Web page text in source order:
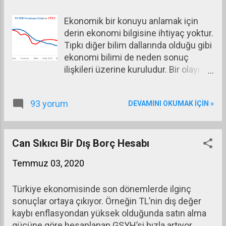
parasının iç değer kaybının (enflasyon) ve dış
değer kaybının yüksek olduğu ekonomilerde
karşılaşılan birçok olay, ortaya çıkardığı farklı
görünümler nedeniyle yanılsamalara yol açar.
İnsanların gayrimenkulleri ikinci elden satışa
Ekonomik bir konuyu anlamak için
derin ekonomi bilgisine ihtiyaç yoktur.
Tıpkı diğer bilim dallarında olduğu gibi
ekonomi bilimi de neden sonuç
ilişkileri üzerine kuruludur. Bir olayı
ulaşmak için şarttır. Bunu yapabilmek
öğrenmeye çalışmak, verileri titizlikle
incelemek bir de analiz yapmayı
uymadan bir olaya bakılırsa neden –
tamamen farklı çıkarımlara ulaşılabilir.
93 yorum DEVAMINI OKUMAK IÇIN »
Can Sıkıcı Bir Dış Borç Hesabı
Temmuz 03, 2020
Türkiye ekonomisinde son dönemlerde ilginç
sonuçlar ortaya çıkıyor. Örneğin TL’nin dış değer
kaybı enflasyondan yüksek olduğunda satın alma